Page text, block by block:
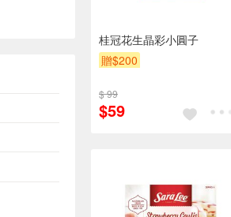
桂冠花生晶彩小圓子
贈$200
$ 99
$59